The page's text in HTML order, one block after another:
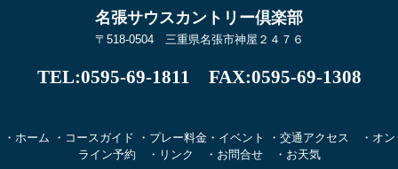
名張サウスカントリー倶楽部
〒518-0504 三重県名張市神屋２４７６
TEL:0595-69-1811 FAX:0595-69-1308
・ホーム ・コースガイド ・プレー料金・イベント ・交通アクセス
・オン
ライン予約
・リンク ・お問合せ ・お天気